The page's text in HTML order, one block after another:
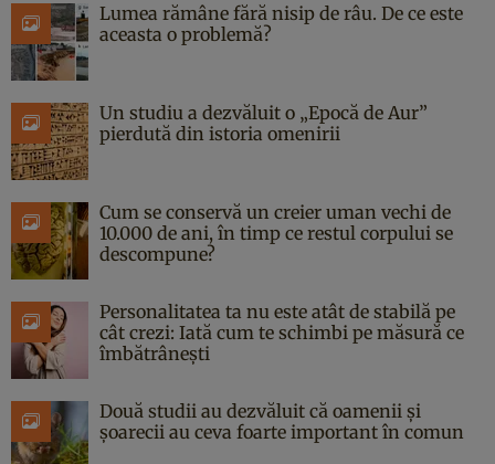
Lumea rămâne fără nisip de râu. De ce este
aceasta o problemă?
Un studiu a dezvăluit o „Epocă de Aur”
pierdută din istoria omenirii
Cum se conservă un creier uman vechi de
10.000 de ani, în timp ce restul corpului se
descompune?
Personalitatea ta nu este atât de stabilă pe
cât crezi: Iată cum te schimbi pe măsură ce
îmbătrânești
Două studii au dezvăluit că oamenii și
șoarecii au ceva foarte important în comun